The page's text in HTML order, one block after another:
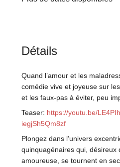
Détails
Quand l’amour et les
comédie vive et joyeuse sur
et les faux-pas à éviter, peu
Teaser: https://youtu.be/
iegjSh5Qm8zf
Plongez dans l’univers
quinquagénaires qui, désireux
amoureuse, se tournent en